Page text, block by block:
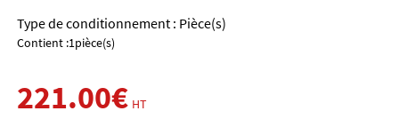
Type de conditionnement : Pièce(s)
Contient :1pièce(s)
221.00€ HT